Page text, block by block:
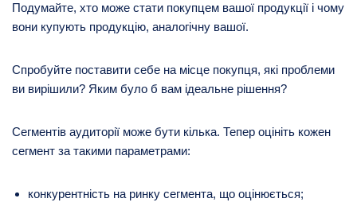
Подумайте, хто може стати покупцем вашої продукції і чому
вони купують продукцію, аналогічну вашої.
Спробуйте поставити себе на місце покупця, які проблеми
ви вирішили? Яким було б вам ідеальне рішення?
Сегментів аудиторії може бути кілька. Тепер оцініть кожен
сегмент за такими параметрами:
конкурентність на ринку сегмента, що оцінюється;